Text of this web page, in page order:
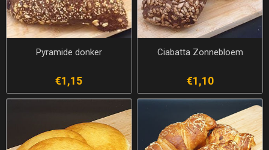
Pyramide donker
€1,15
Ciabatta Zonnebloem
€1,10